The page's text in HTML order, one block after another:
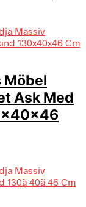
Möbel
Ask Med